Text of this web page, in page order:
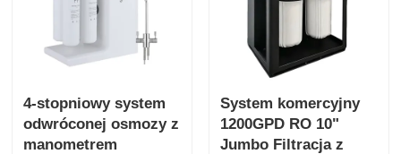
4-stopniowy system
odwróconej osmozy z
manometrem
System komercyjny
1200GPD RO 10"
Jumbo Filtracja z